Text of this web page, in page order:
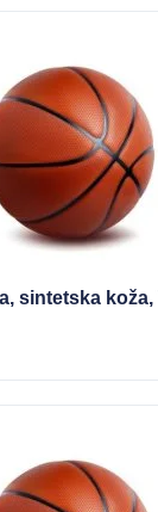
sintetska koža,